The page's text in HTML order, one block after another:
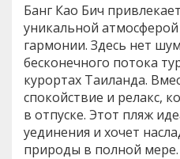
Банг Као Бич
уникальной
гармонии. Здесь нет
бесконечного потока
курортах Таиланда.
спокойствие и релакс,
в отпуске. Этот пляж
уединения и хочет
природы в полной мере.